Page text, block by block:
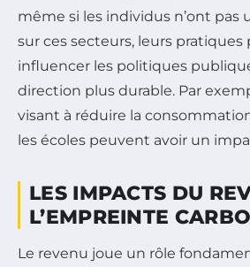
même si les individus n’ont pas
sur ces secteurs, leurs pratiques
influencer les politiques
direction plus durable. Par
visant à réduire la
les écoles peuvent avoir un
LES IMPACTS DU
L’EMPREINTE
Le revenu joue un rôle